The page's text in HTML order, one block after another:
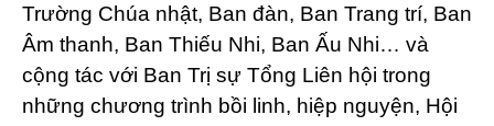
Trường Chúa nhật, Ban đàn, Ban Trang trí, Ban
Âm thanh, Ban Thiếu Nhi, Ban Ấu Nhi… và
cộng tác với Ban Trị sự Tổng Liên hội trong
những chương trình bồi linh, hiệp nguyện, Hội